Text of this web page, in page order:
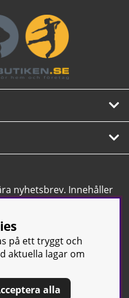
nyhetsbrev. Innehåller
erbjudanden.
oss| All rights reserved
på ett tryggt och
aktuella lagar om
alla